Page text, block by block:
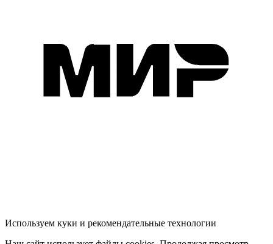
Используем куки и рекомендательные технологии